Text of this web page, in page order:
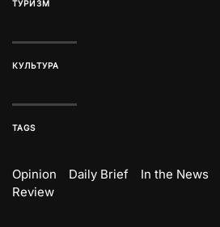
ТУРИЗМ
КУЛЬТУРА
TAGS
Opinion Daily Brief In the News
Review